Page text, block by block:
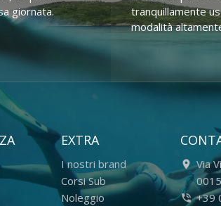
giornata.
tranquillamente
modalità
EXTRA
I nostri brand
Corsi Sub
Noleggio
Via
-
+39